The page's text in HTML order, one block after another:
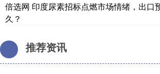
倍选网 印度尿素招标点燃市场情绪，出口
久？
推荐资讯